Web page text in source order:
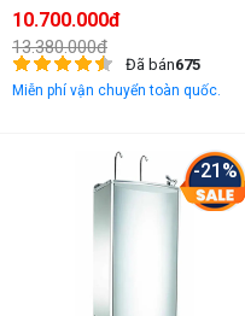
10.700.000đ
13.380.000đ
Đã bán675
Miễn phí vận chuyển toàn quốc.
-21%